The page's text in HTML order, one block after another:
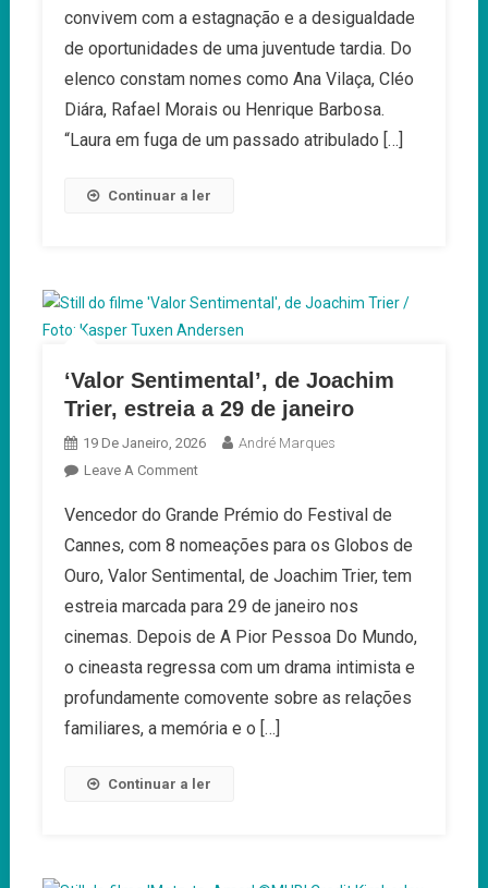
26
De
Março
convivem com a estagnação e a desigualdade
de oportunidades de uma juventude tardia. Do
elenco constam nomes como Ana Vilaça, Cléo
Diára, Rafael Morais ou Henrique Barbosa.
“Laura em fuga de um passado atribulado […]
Continuar a ler
‘Valor Sentimental’, de Joachim
Trier, estreia a 29 de janeiro
19 De Janeiro, 2026
André Marques
Leave A CommentOn
Sentimental’,
De
Joachim
A
29
De
Janeiro
Vencedor do Grande Prémio do Festival de
Cannes, com 8 nomeações para os Globos de
Ouro, Valor Sentimental, de Joachim Trier, tem
estreia marcada para 29 de janeiro nos
cinemas. Depois de A Pior Pessoa Do Mundo,
o cineasta regressa com um drama intimista e
profundamente comovente sobre as relações
familiares, a memória e o […]
Continuar a ler